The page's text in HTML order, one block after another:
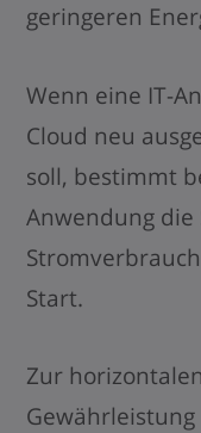
geringeren
Wenn eine IT-
Cloud neu
soll, bestimmt
Anwendung
Start.
Zur